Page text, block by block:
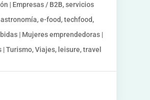
| Empresas / B2B, servicios
e-food, techfood,
| Mujeres emprendedoras |
Turismo, Viajes, leisure, travel